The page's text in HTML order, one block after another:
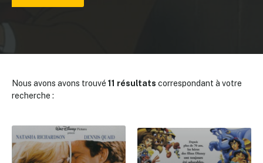
Nous avons avons trouvé 11 résultats correspondant à votre
recherche :